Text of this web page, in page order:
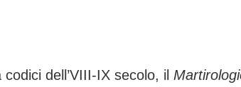
dell’VIII-IX secolo, il